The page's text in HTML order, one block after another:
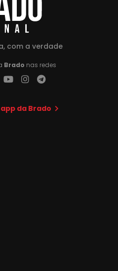
com a verdade
Brado nas redes
da Brado